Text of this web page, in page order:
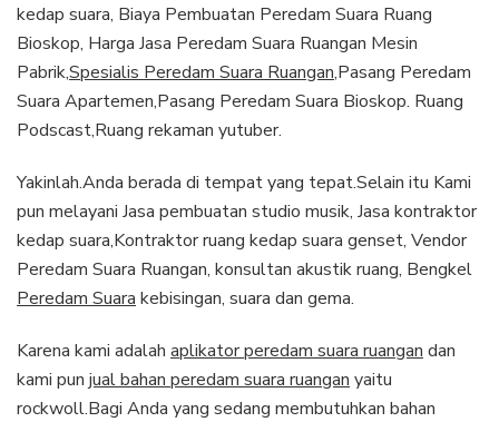
kedap suara, Biaya Pembuatan Peredam Suara Ruang
Bioskop, Harga Jasa Peredam Suara Ruangan Mesin
Pabrik,Spesialis Peredam Suara Ruangan,Pasang Peredam
Suara Apartemen,Pasang Peredam Suara Bioskop. Ruang
Podscast,Ruang rekaman yutuber.
Yakinlah.Anda berada di tempat yang tepat.Selain itu Kami
pun melayani Jasa pembuatan studio musik, Jasa kontraktor
kedap suara,Kontraktor ruang kedap suara genset, Vendor
Peredam Suara Ruangan, konsultan akustik ruang, Bengkel
Peredam Suara kebisingan, suara dan gema.
Karena kami adalah aplikator peredam suara ruangan dan
kami pun jual bahan peredam suara ruangan yaitu
rockwoll.Bagi Anda yang sedang membutuhkan bahan